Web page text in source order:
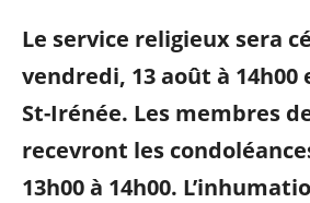
Le service religieux sera
vendredi, 13 août à 14h00
St-Irénée. Les membres
recevront les
13h00 à 14h00.